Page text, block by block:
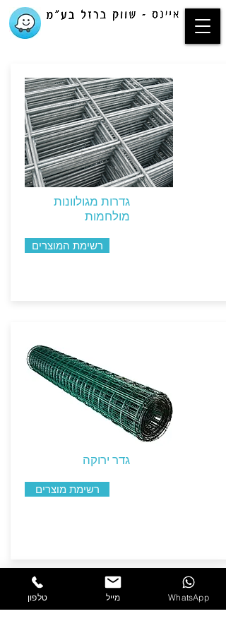
גדרות מגולוונות
מולחמות
רשימת המוצרים
גדר ירוקה
רשימת מוצרים
טלפון מייל WhatsApp